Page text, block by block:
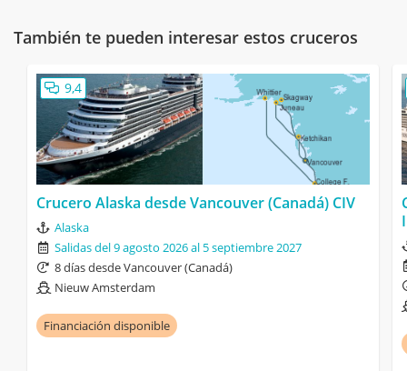
También te pueden interesar estos cruceros
9,4
Crucero Alaska desde Vancouver (Canadá) CIV
Alaska
Salidas del 9 agosto 2026 al 5 septiembre 2027
8 días desde Vancouver (Canadá)
Nieuw Amsterdam
Financiación disponible